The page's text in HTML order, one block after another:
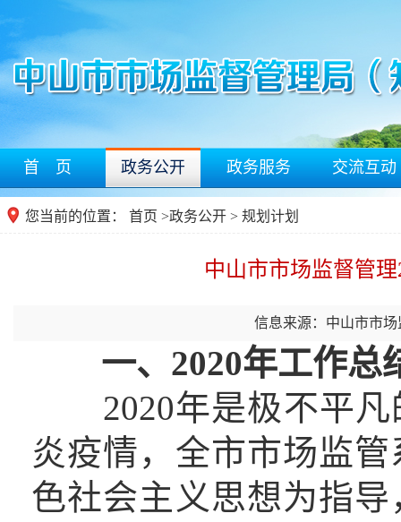
首 页 政务公开 政务服务 交流互动
您当前的位置： 首页 >政务公开 > 规划计划
中山市市场监督管
信息来源：中山市市
一、2020年工作总
2020年是极不平凡
炎疫情，全市市场监
色社会主义思想为指